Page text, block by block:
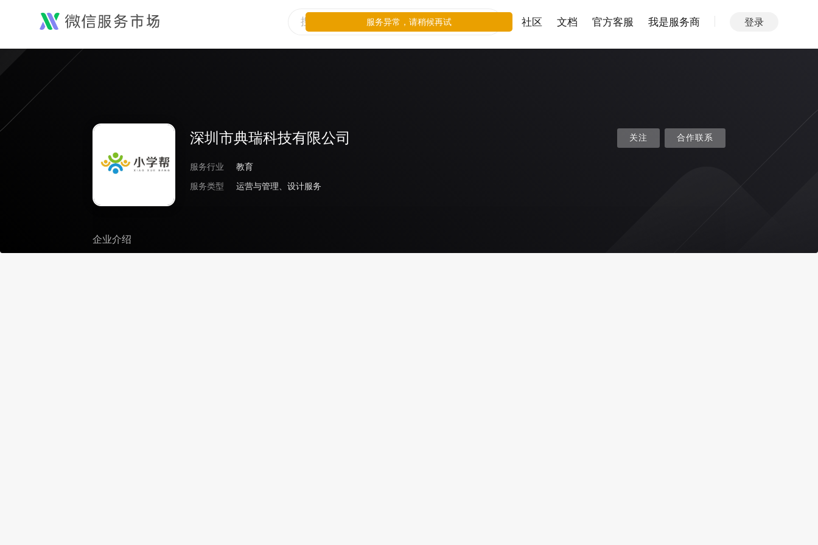
社区 文档 官方客服 我是服务商 登录
深圳市典瑞科技有限公司
服务行业
教育
服务类型
运营与管理、设计服务
关注 合作联系
企业介绍
服务异常，请稍候再试